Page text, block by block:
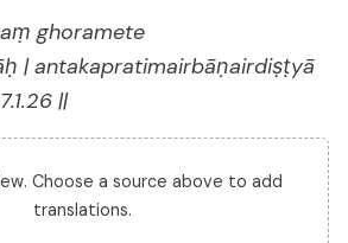
ghoramete
| antakapratimairbāṇairdiṣṭyā
||
Choose a source above to add
translations.